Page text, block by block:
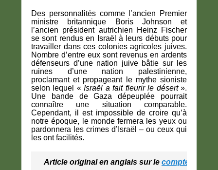
Des personnalités comme l’ancien Premier
ministre britannique Boris Johnson et
l’ancien président autrichien Heinz Fischer
se sont rendus en Israël à leurs débuts pour
travailler dans ces colonies agricoles juives.
Nombre d’entre eux sont revenus en ardents
défenseurs d’une nation juive bâtie sur les
ruines d’une nation palestinienne,
proclamant et propageant le mythe sioniste
selon lequel «Israël a fait fleurir le désert».
Une bande de Gaza dépeuplée pourrait
connaître une situation comparable.
Cependant, il est impossible de croire qu’à
notre époque, le monde fermera les yeux ou
pardonnera les crimes d’Israël – ou ceux qui
les ont facilités.
Article original en anglais sur le compte X de